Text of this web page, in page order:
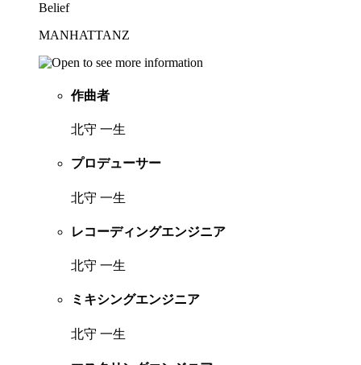
Belief
MANHATTANZ
作曲者
北守 一生
プロデューサー
北守 一生
レコーディングエンジニア
北守 一生
ミキシングエンジニア
北守 一生